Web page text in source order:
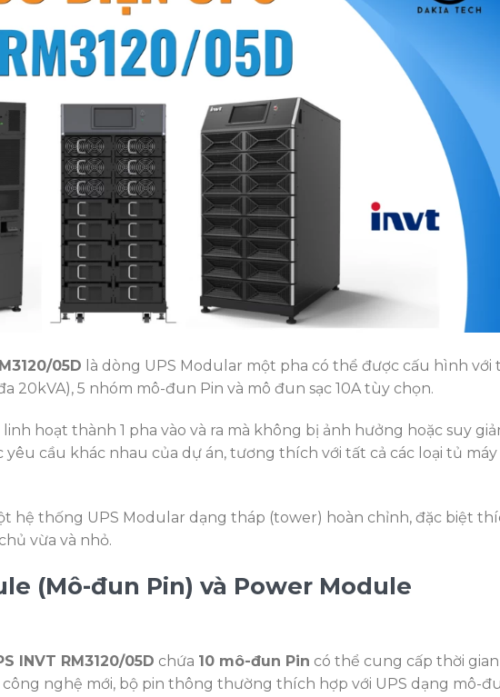
05D là dòng UPS Modular một pha có thể được cấu hình với
20kVA), 5 nhóm mô-đun Pin và mô đun sạc 10A tùy chọn.
hoạt thành 1 pha vào và ra mà không bị ảnh hưởng hoặc suy
yêu cầu khác nhau của dự án, tương thích với tất cả các loại tủ máy
hệ thống UPS Modular dạng tháp (tower) hoàn chỉnh, đặc biệt
vừa và nhỏ.
(Mô-đun Pin) và Power Module
INVT RM3120/05D chứa 10 mô-đun Pin có thể cung cấp thời gian
nghệ mới, bộ pin thông thường thích hợp với UPS dạng mô-